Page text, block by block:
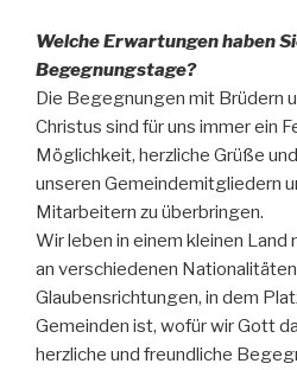
Welche Erwartungen haben
Begegnungstage?
Die Begegnungen mit Brüdern
Christus sind für uns immer ein
Möglichkeit, herzliche Grüße
unseren Gemeindemitgliedern
Mitarbeitern zu überbringen.
Wir leben in einem kleinen
an verschiedenen
Glaubensrichtungen, in dem
Gemeinden ist, wofür wir Gott
herzliche und freundliche